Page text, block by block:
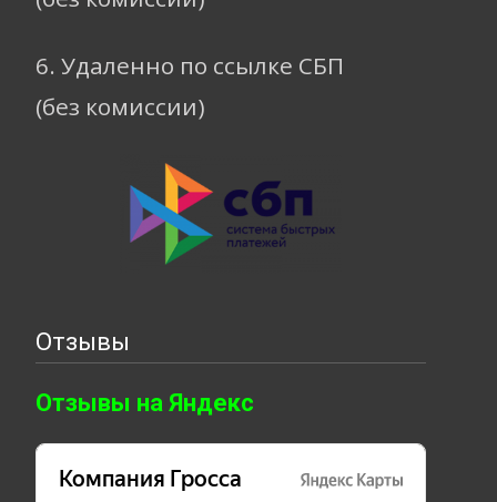
6. Удаленно по ссылке СБП
(без комиссии)
Отзывы
Отзывы на Яндекс